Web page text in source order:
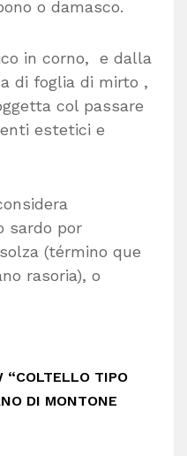
o damasco.
in corno, e dalla
di foglia di mirto ,
col passare
estetici e
sardo por
(término que
rasoria), o
“COLTELLO TIPO
DI MONTONE